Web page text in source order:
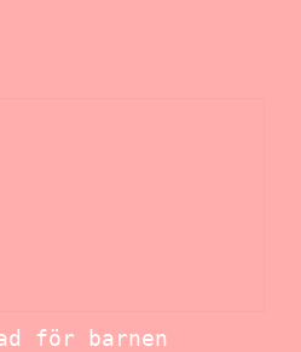
för barnen